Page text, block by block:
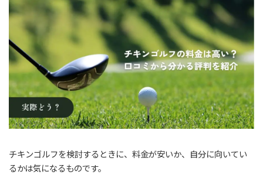
チキンゴルフを検討するときに、料金が安いか、自分に向いてい
るかは気になるものです。